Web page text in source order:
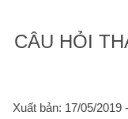
CÂU HỎI
Xuất bản: 17/05/2019